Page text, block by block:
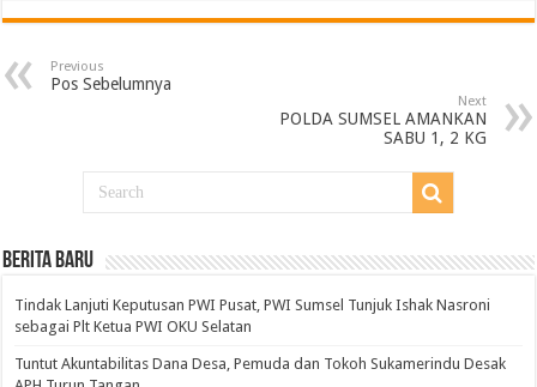
Previous
Pos Sebelumnya
Next
POLDA SUMSEL AMANKAN
SABU 1, 2 KG
BERITA BARU
Tindak Lanjuti Keputusan PWI Pusat, PWI Sumsel Tunjuk Ishak Nasroni
sebagai Plt Ketua PWI OKU Selatan
Tuntut Akuntabilitas Dana Desa, Pemuda dan Tokoh Sukamerindu Desak